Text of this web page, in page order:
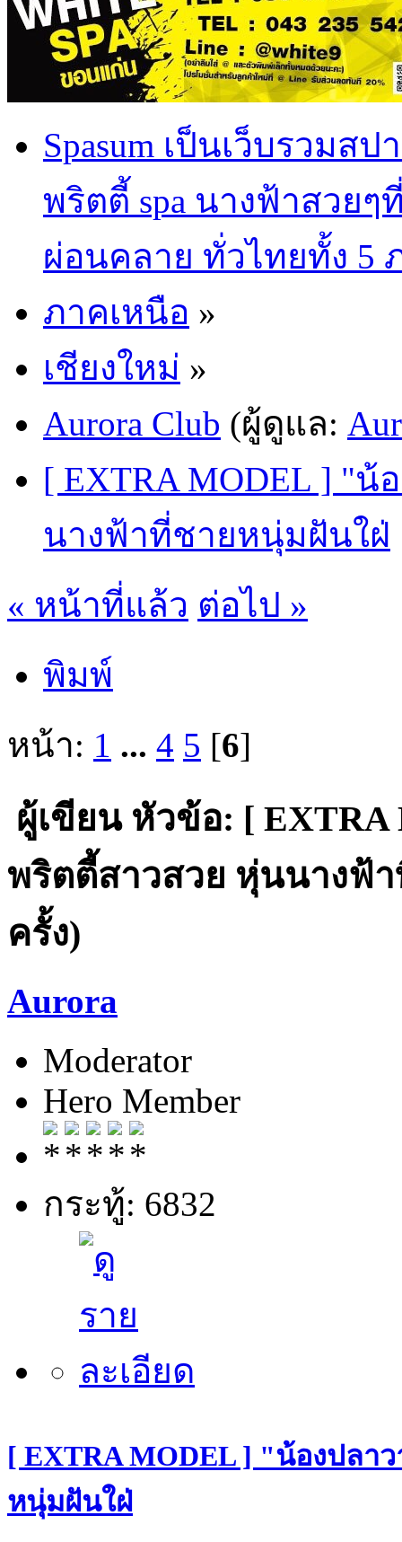
Spasum เป็นเว็บรวม
พริตตี้ spa นางฟ้าสวย
ผ่อนคลาย ทั่วไทยทั้ง 5
ภาคเหนือ »
เชียงใหม่ »
Aurora Club (ผู้ดูแล:
[ EXTRA MODEL ] "
นางฟ้าที่ชายหนุ่มฝันใฝ่
« หน้าที่แล้ว ต่อไป »
พิมพ์
หน้า: 1 ... 4 5 [6]
ผู้เขียนหัวข้อ: [ EXTRA
พริตตี้สาวสวย หุ่นนางฟ้
ครั้ง)
Aurora
Moderator
Hero Member
กระทู้: 6832
[ EXTRA MODEL ] "น้องปล
หนุ่มฝันใฝ่